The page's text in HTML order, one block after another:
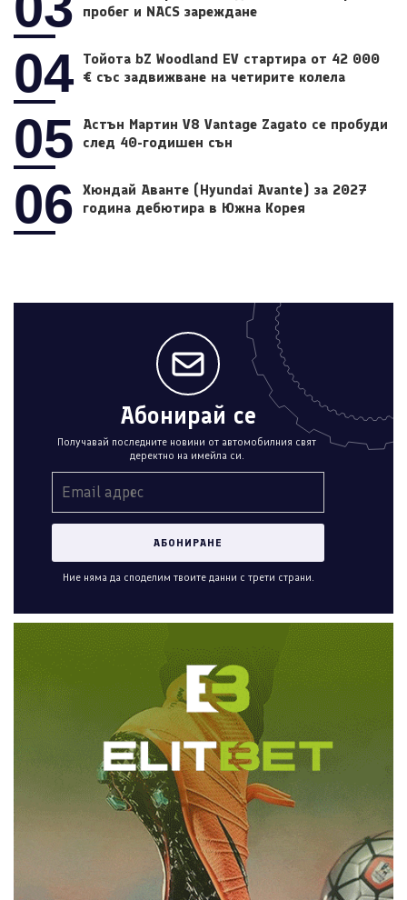
пробег и NACS зареждане
04 Тойота bZ Woodland EV стартира от 42 000
€ със задвижване на четирите колела
05
Астън Мартин V8 Vantage Zagato се пробуди
след 40-годишен сън
06
Хюндай Аванте (Hyundai Avante) за 2027
година дебютира в Южна Корея
Абонирай се
Получавай последните новини от автомобилния свят
деректно на имейла си.
Ние няма да споделим твоите данни с трети страни.